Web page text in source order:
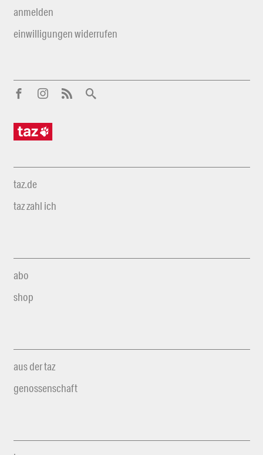
anmelden
einwilligungen widerrufen
taz.de
taz zahl ich
abo
shop
aus der taz
genossenschaft